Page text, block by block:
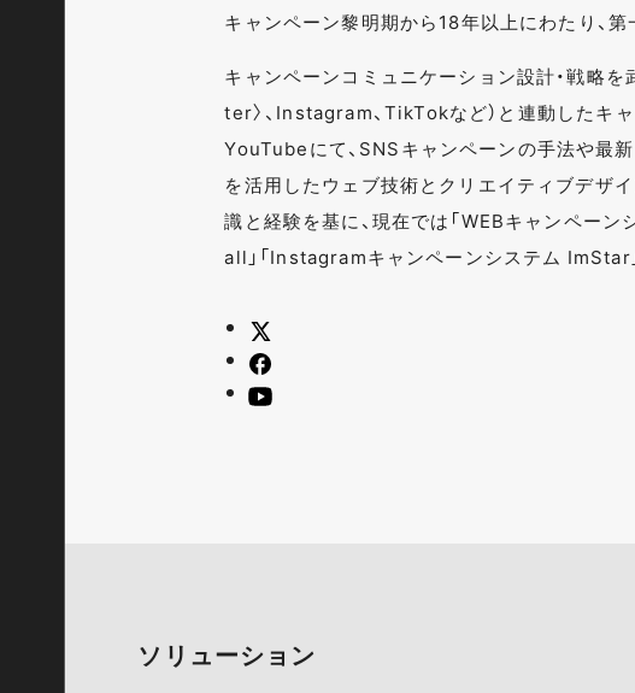
キャンペーン黎明期から18年以上にわたり、
キャンペーンコミュニケーション設計・戦略
ter〉、Instagram、TikTokなど）と連動したキ
YouTubeにて、SNSキャンペーンの手法や最
を活用したウェブ技術とクリエイティブデザ
識と経験を基に、現在では「WEBキャンペー
all」「Instagramキャンペーンシステム ImStar
ソリューション